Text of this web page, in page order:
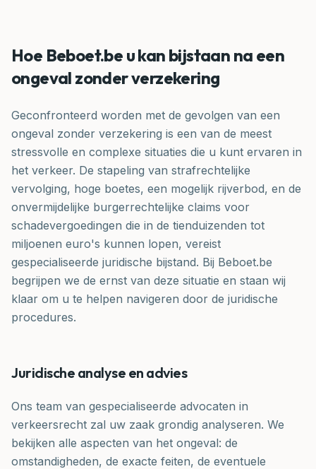
Hoe Beboet.be u kan bijstaan na een
ongeval zonder verzekering
Geconfronteerd worden met de gevolgen van een
ongeval zonder verzekering is een van de meest
stressvolle en complexe situaties die u kunt ervaren in
het verkeer. De stapeling van strafrechtelijke
vervolging, hoge boetes, een mogelijk rijverbod, en de
onvermijdelijke burgerrechtelijke claims voor
schadevergoedingen die in de tienduizenden tot
miljoenen euro's kunnen lopen, vereist
gespecialiseerde juridische bijstand. Bij Beboet.be
begrijpen we de ernst van deze situatie en staan wij
klaar om u te helpen navigeren door de juridische
procedures.
Juridische analyse en advies
Ons team van gespecialiseerde advocaten in
verkeersrecht zal uw zaak grondig analyseren. We
bekijken alle aspecten van het ongeval: de
omstandigheden, de exacte feiten, de eventuele